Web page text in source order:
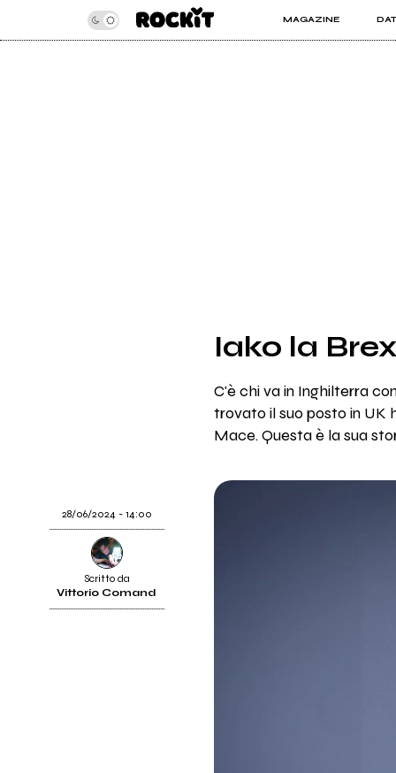
MAGAZINE
INSIDER
Iako la
C'è chi va in Inghilterra
trovato il suo posto in UK
Mace. Questa è la sua
28/06/2024 - 14:00
Scritto da
Vittorio Comand